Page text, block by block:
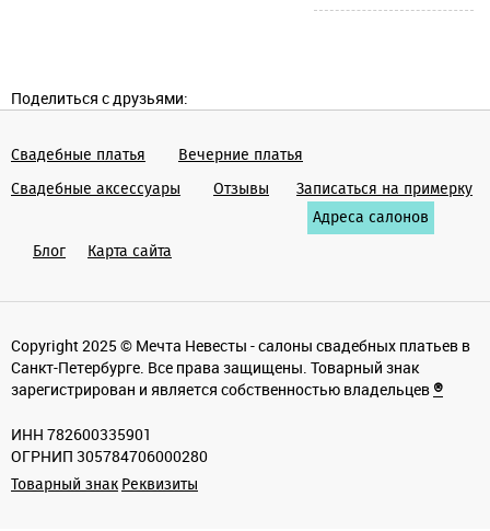
Поделиться с друзьями:
Свадебные платья Вечерние платья
Cвадебные аксессуары Отзывы
Записаться на примерку
Адреса салонов
Блог Карта сайта
Copyright 2025 © Мечта Невесты - салоны свадебных платьев в
Санкт-Петербурге. Все права защищены. Товарный знак
зарегистрирован и является собственностью владельцев ®
ИНН 782600335901
ОГРНИП 305784706000280
Товарный знак Реквизиты